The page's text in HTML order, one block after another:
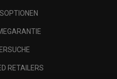
RETAILERS